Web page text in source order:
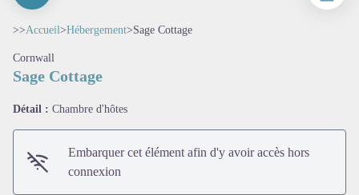
Voir l'image en plein écran
>>Accueil>Hébergement>Sage Cottage
Cornwall
Sage Cottage
Détail : Chambre d'hôtes
Embarquer cet élément afin d'y avoir accès hors
connexion